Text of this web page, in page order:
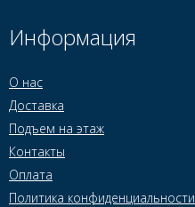
Информация
О нас
Доставка
Подъем на этаж
Контакты
Оплата
Политика конфиденциальности